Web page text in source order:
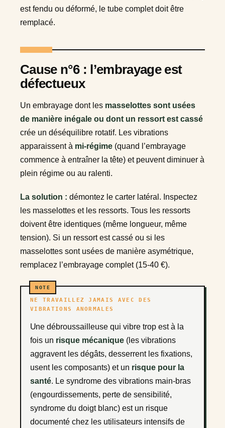
est fendu ou déformé, le tube complet doit être
remplacé.
Cause n°6 : l’embrayage est
défectueux
Un embrayage dont les masselottes sont usées
de manière inégale ou dont un ressort est cassé
crée un déséquilibre rotatif. Les vibrations
apparaissent à mi-régime (quand l’embrayage
commence à entraîner la tête) et peuvent diminuer à
plein régime ou au ralenti.
La solution : démontez le carter latéral. Inspectez
les masselottes et les ressorts. Tous les ressorts
doivent être identiques (même longueur, même
tension). Si un ressort est cassé ou si les
masselottes sont usées de manière asymétrique,
remplacez l’embrayage complet (15-40 €).
NE TRAVAILLEZ JAMAIS AVEC DES
VIBRATIONS ANORMALES
Une débroussailleuse qui vibre trop est à la
fois un risque mécanique (les vibrations
aggravent les dégâts, desserrent les fixations,
usent les composants) et un risque pour la
santé. Le syndrome des vibrations main-bras
(engourdissements, perte de sensibilité,
syndrome du doigt blanc) est un risque
documenté chez les utilisateurs intensifs de